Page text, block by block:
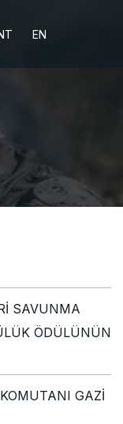
EN
SAVUNMA
ÖDÜLÜNÜN
GAZİ